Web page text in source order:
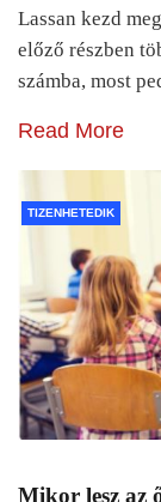
Lassan kezd
előző részben
számba, most
Read More
TIZENHETEDIK
Mikor lesz az